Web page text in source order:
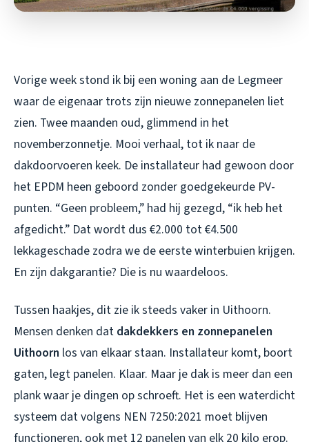
Vorige week stond ik bij een woning aan de Legmeer
waar de eigenaar trots zijn nieuwe zonnepanelen liet
zien. Twee maanden oud, glimmend in het
novemberzonnetje. Mooi verhaal, tot ik naar de
dakdoorvoeren keek. De installateur had gewoon door
het EPDM heen geboord zonder goedgekeurde PV-
punten. “Geen probleem,” had hij gezegd, “ik heb het
afgedicht.” Dat wordt dus €2.000 tot €4.500
lekkageschade zodra we de eerste winterbuien krijgen.
En zijn dakgarantie? Die is nu waardeloos.
Tussen haakjes, dit zie ik steeds vaker in Uithoorn.
Mensen denken dat dakdekkers en zonnepanelen
Uithoorn los van elkaar staan. Installateur komt, boort
gaten, legt panelen. Klaar. Maar je dak is meer dan een
plank waar je dingen op schroeft. Het is een waterdicht
systeem dat volgens NEN 7250:2021 moet blijven
functioneren, ook met 12 panelen van elk 20 kilo erop.